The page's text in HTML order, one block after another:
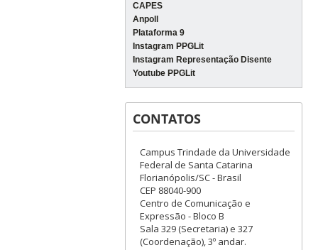
CAPES
Anpoll
Plataforma 9
Instagram PPGLit
Instagram Representação Disente
Youtube PPGLit
CONTATOS
Campus Trindade da Universidade
Federal de Santa Catarina
Florianópolis/SC - Brasil
CEP 88040-900
Centro de Comunicação e
Expressão - Bloco B
Sala 329 (Secretaria) e 327
(Coordenação), 3º andar.